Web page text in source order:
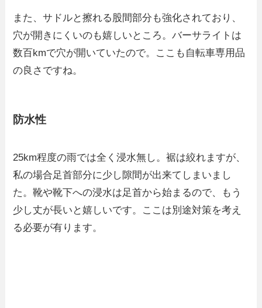
また、サドルと擦れる股間部分も強化されており、
穴が開きにくいのも嬉しいところ。バーサライトは
数百kmで穴が開いていたので。ここも自転車専用品
の良さですね。
防水性
25km程度の雨では全く浸水無し。裾は絞れますが、
私の場合足首部分に少し隙間が出来てしまいまし
た。靴や靴下への浸水は足首から始まるので、もう
少し丈が長いと嬉しいです。ここは別途対策を考え
る必要が有ります。